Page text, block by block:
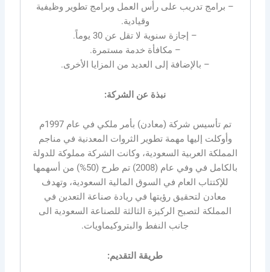
– برامج تدريب على رأس العمل وبرامج تطوير وظيفية
وقيادية.
– إجازة سنوية لا تقل عن 30 يوماً.
– مكافأة خدمة مستمرة.
– بالإضافة إلى العديد من المزايا الأخرى.
نبذة عن الشركة:
تم تأسيس شركة (معادن) بأمر ملكي في عام 1997م
وأوكلت إليها مهمة تطوير الثروات المعدنية في مناجم
المملكة العربية السعودية، وكانت الشركة مملوكة للدولة
بالكامل في وفي عام (2008) تم طرح (50%) من أسهمها
للإكتتاب العام في السوق المالية السعودية، وتهدف
معادن لتحقيق رؤيتها في ريادة صناعة التعدين في
المملكة لتصبح الركيزة الثالثة للصناعة السعودية الى
جانب النفط والبتروكيماويات.
طريقة التقديم: